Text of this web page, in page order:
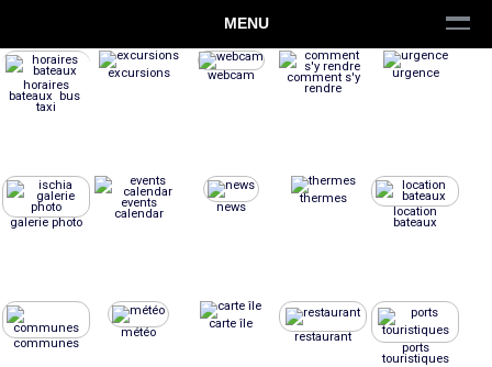
MENU
horaires
bateaux bus
taxi
excursions webcam comment s'y
rendre
urgence
galerie photo
events
calendar news
thermes
location
bateaux
communes
météo
carte île
restaurant
ports
touristiques